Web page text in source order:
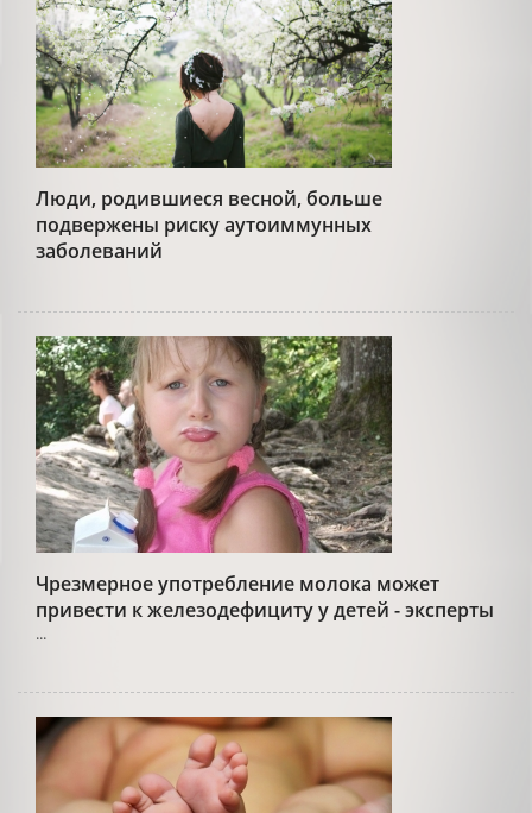
Люди, родившиеся весной, больше
подвержены риску аутоиммунных
заболеваний
Чрезмерное употребление молока может
привести к железодефициту у детей - эксперты
...